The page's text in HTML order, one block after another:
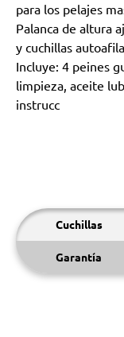
para los pelajes
Palanca de altura
y cuchillas
Incluye: 4 peines
limpieza, aceite
instrucc
Cuchillas
Garantía